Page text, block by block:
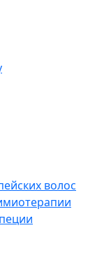
волос